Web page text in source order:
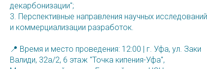
декарбонизации";
3. Перспективные направления научных исследований
и коммерциализации разработок.
📍 Время и место проведения: 12:00 | г. Уфа, ул. Заки
Валиди, 32а/2, 6 этаж "Точка кипения-Уфа",